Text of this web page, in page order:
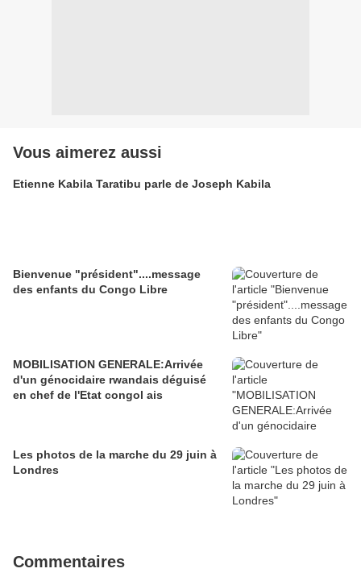
Vous aimerez aussi
Etienne Kabila Taratibu parle de Joseph Kabila
Bienvenue "président"....message
des enfants du Congo Libre
MOBILISATION GENERALE:Arrivée
d'un génocidaire rwandais déguisé
en chef de l'Etat congol ais
Les photos de la marche du 29 juin à
Londres
Commentaires